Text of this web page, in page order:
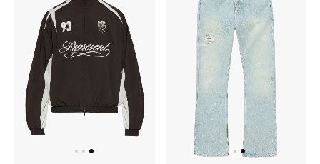
تسوقوا جميع الهدايا
بطاقة الهدايا الإلكترونية
هدايا حسب المرسل إليه
هدايا حسب المناسبة
هدايا حسب الفئة